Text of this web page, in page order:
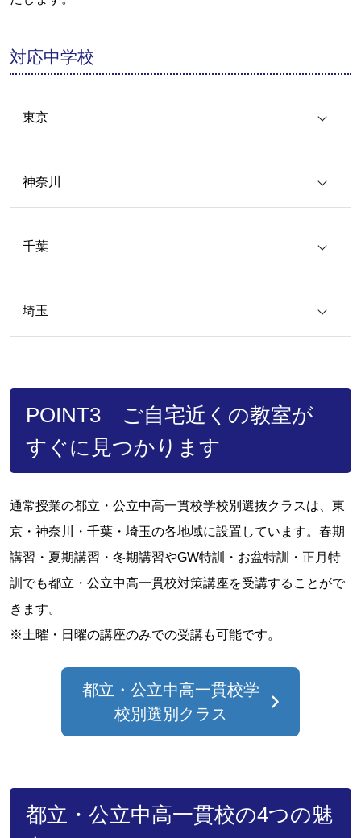
対応中学校
東京
神奈川
千葉
埼玉
POINT3 ご自宅近くの教室が
すぐに見つかります
通常授業の都立・公立中高一貫校学校別選抜クラスは、東
京・神奈川・千葉・埼玉の各地域に設置しています。春期
講習・夏期講習・冬期講習やGW特訓・お盆特訓・正月特
訓でも都立・公立中高一貫校対策講座を受講することがで
きます。
※土曜・日曜の講座のみでの受講も可能です。
都立・公立中高一貫校学
校別選別クラス
都立・公立中高一貫校の4つの魅